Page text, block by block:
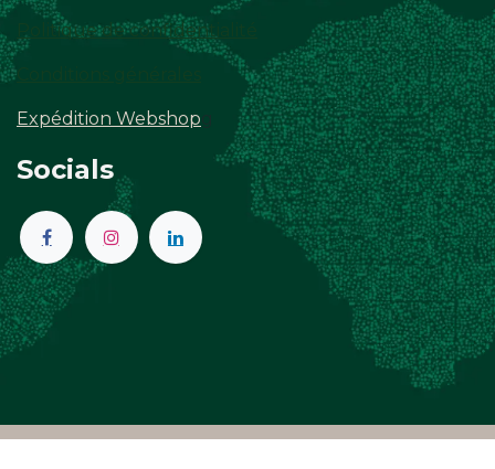
Politique de confidentialité
Expédition Webshop
Socials